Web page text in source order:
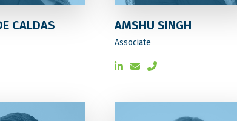
CALDAS AMSHU SINGH
Associate